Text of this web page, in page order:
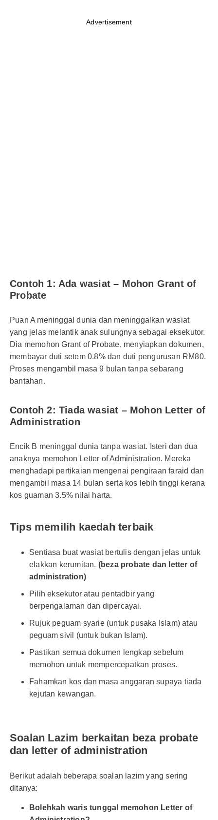
Advertisement
Contoh 1: Ada wasiat – Mohon Grant of
Probate
Puan A meninggal dunia dan meninggalkan wasiat
yang jelas melantik anak sulungnya sebagai eksekutor.
Dia memohon Grant of Probate, menyiapkan dokumen,
membayar duti setem 0.8% dan duti pengurusan RM80.
Proses mengambil masa 9 bulan tanpa sebarang
bantahan.
Contoh 2: Tiada wasiat – Mohon Letter of
Administration
Encik B meninggal dunia tanpa wasiat. Isteri dan dua
anaknya memohon Letter of Administration. Mereka
menghadapi pertikaian mengenai pengiraan faraid dan
mengambil masa 14 bulan serta kos lebih tinggi kerana
kos guaman 3.5% nilai harta.
Tips memilih kaedah terbaik
Sentiasa buat wasiat bertulis dengan jelas untuk
elakkan kerumitan. (beza probate dan letter of
administration)
Pilih eksekutor atau pentadbir yang
berpengalaman dan dipercayai.
Rujuk peguam syarie (untuk pusaka Islam) atau
peguam sivil (untuk bukan Islam).
Pastikan semua dokumen lengkap sebelum
memohon untuk mempercepatkan proses.
Fahamkan kos dan masa anggaran supaya tiada
kejutan kewangan.
Soalan Lazim berkaitan beza probate
dan letter of administration
Berikut adalah beberapa soalan lazim yang sering
ditanya:
Bolehkah waris tunggal memohon Letter of